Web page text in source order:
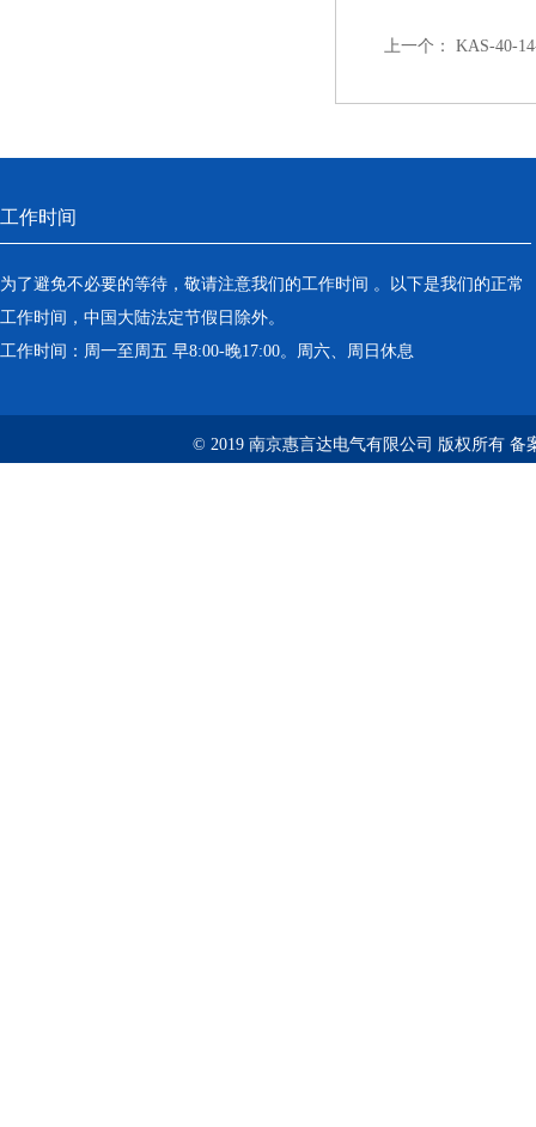
上一个： KAS-40-
工作时间
为了避免不必要的等待，敬请注意我们的工作时间 。以下是我们的正常
工作时间，中国大陆法定节假日除外。
工作时间：周一至周五 早8:00-晚17:00。周六、周日休息
© 2019 南京惠言达电气有限公司 版权所有 备